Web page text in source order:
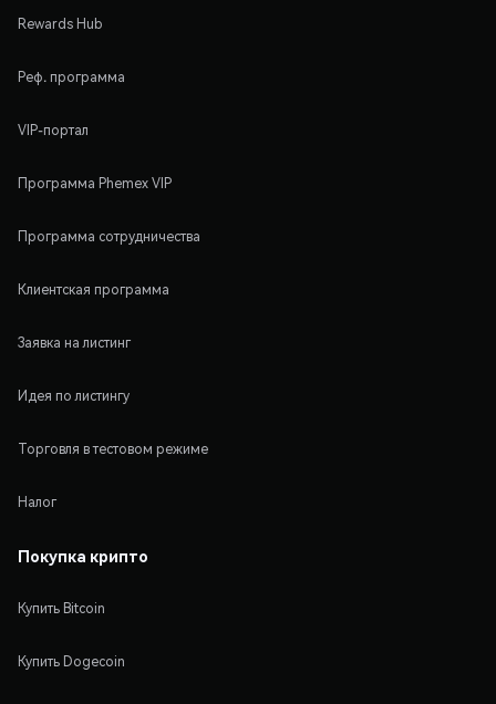
Rewards Hub
Реф. программа
VIP-портал
Программа Phemex VIP
Программа сотрудничества
Клиентская программа
Заявка на листинг
Идея по листингу
Торговля в тестовом режиме
Налог
Покупка крипто
Купить Bitcoin
Купить Dogecoin